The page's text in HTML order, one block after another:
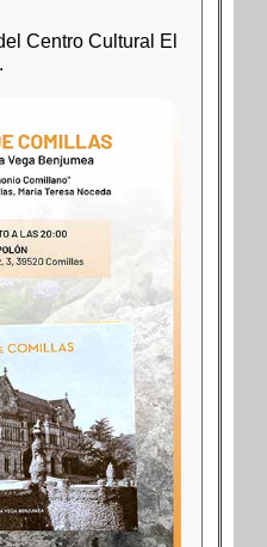
Centro Cultural El